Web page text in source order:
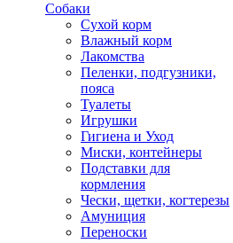
Собаки
Сухой корм
Влажный корм
Лакомства
Пеленки, подгузники,
пояса
Туалеты
Игрушки
Гигиена и Уход
Миски, контейнеры
Подставки для
кормления
Чески, щетки, когтерезы
Амуниция
Переноски